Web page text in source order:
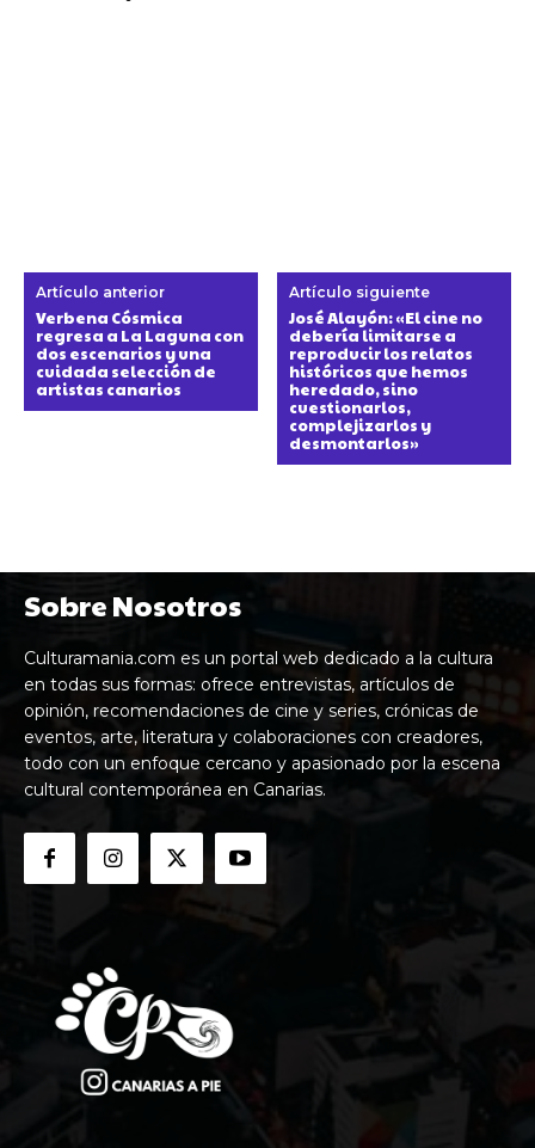
Artículo anterior
Verbena Cósmica
regresa a La Laguna con
dos escenarios y una
cuidada selección de
artistas canarios
Artículo siguiente
José Alayón: «El cine no
debería limitarse a
reproducir los relatos
históricos que hemos
heredado, sino
cuestionarlos,
complejizarlos y
desmontarlos»
Sobre Nosotros
Culturamania.com es un portal web dedicado a la cultura
en todas sus formas: ofrece entrevistas, artículos de
opinión, recomendaciones de cine y series, crónicas de
eventos, arte, literatura y colaboraciones con creadores,
todo con un enfoque cercano y apasionado por la escena
cultural contemporánea en Canarias.